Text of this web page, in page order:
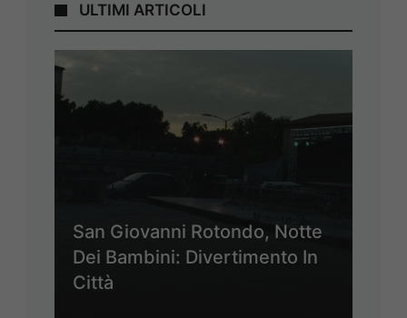
ULTIMI ARTICOLI
San Giovanni Rotondo, Notte
Dei Bambini: Divertimento In
Città